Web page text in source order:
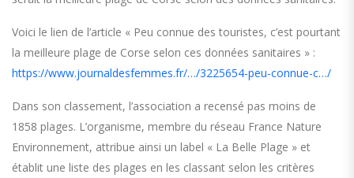
Voici le lien de l’article « Peu connue des touristes, c’est pourtant
la meilleure plage de Corse selon ces données sanitaires » :
https://www.journaldesfemmes.fr/…/3225654-peu-connue-c…/
Dans son classement, l’association a recensé pas moins de
1858 plages. L’organisme, membre du réseau France Nature
Environnement, attribue ainsi un label « La Belle Plage » et
établit une liste des plages en les classant selon les critères